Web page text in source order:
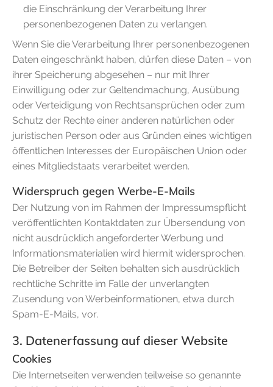
die Einschränkung der Verarbeitung Ihrer
personenbezogenen Daten zu verlangen.
Wenn Sie die Verarbeitung Ihrer personenbezogenen
Daten eingeschränkt haben, dürfen diese Daten – von
ihrer Speicherung abgesehen – nur mit Ihrer
Einwilligung oder zur Geltendmachung, Ausübung
oder Verteidigung von Rechtsansprüchen oder zum
Schutz der Rechte einer anderen natürlichen oder
juristischen Person oder aus Gründen eines wichtigen
öffentlichen Interesses der Europäischen Union oder
eines Mitgliedstaats verarbeitet werden.
Widerspruch gegen Werbe-E-Mails
Der Nutzung von im Rahmen der Impressumspflicht
veröffentlichten Kontaktdaten zur Übersendung von
nicht ausdrücklich angeforderter Werbung und
Informationsmaterialien wird hiermit widersprochen.
Die Betreiber der Seiten behalten sich ausdrücklich
rechtliche Schritte im Falle der unverlangten
Zusendung von Werbeinformationen, etwa durch
Spam-E-Mails, vor.
3. Datenerfassung auf dieser Website
Cookies
Die Internetseiten verwenden teilweise so genannte